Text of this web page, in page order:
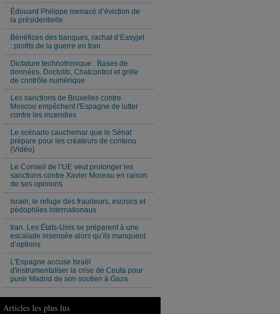
Édouard Philippe menacé d’éviction de
la présidentielle
Bénéfices des banques, rachat d’Easyjet
: profits de la guerre en Iran
Dictature technotronique : Bases de
données, Doctolib, Chatcontrol et grille
de contrôle numérique
Les sanctions de Bruxelles contre
Moscou empêchent l'Espagne de lutter
contre les incendies
Le scénario cauchemar que le Sénat
prépare pour les créateurs de contenu
(Vidéo)
Le Conseil de l’UE veut prolonger les
sanctions contre Xavier Moreau en raison
de ses opinions
Israël, le refuge des fraudeurs, escrocs et
pédophiles internationaux
Iran. Les États-Unis se préparent à une
escalade insensée alors qu’ils manquent
d’options
L'Espagne accuse Israël
d'instrumentaliser la crise de Ceuta pour
punir Madrid de son soutien à Gaza
Articles les plus lus